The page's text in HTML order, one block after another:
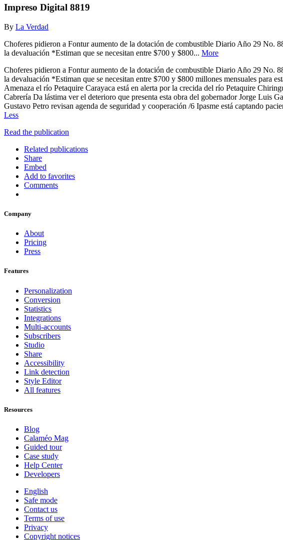
Impreso Digital 8819
By La Verdad
Choferes pidieron a Fontur aumento de la dotación de combustible Diario Año 29 No.
la devaluación *Estiman que se necesitan entre $700 y $800... More
Choferes pidieron a Fontur aumento de la dotación de combustible Diario Año 29 No.
la devaluación *Estiman que se necesitan entre $700 y $800 millones mensuales para
Amenaza el río Petaquire Carayaca está en alerta por la crecida del río Petaquire
Cabrería Da lástima ver el deterioro que presenta esta obra del gobernador Jorge Luis
Gustavo Petro revisan agenda de seguridad y cooperación /6 Ipasme está captando
Less
Read the publication
Related publications
Share
Embed
Add to favorites
Comments
Company
About
Pricing
Press
Features
Personalization
Conversion
Statistics
Integrations
Multi-accounts
Subscribers
Studio
Share
Accessibility
Link detection
Style Editor
All features
Resources
Blog
Calaméo Mag
Guided tour
Case study
Help Center
Developers
English
Safe mode
Contact us
Terms of use
Privacy
Copyright notices